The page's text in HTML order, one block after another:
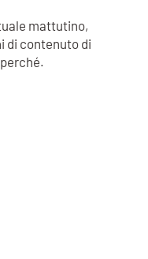
mattutino,
di contenuto di